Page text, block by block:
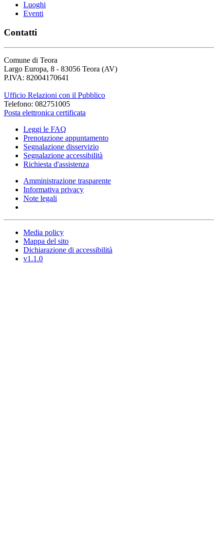
Luoghi
Eventi
Contatti
Comune di Teora
Largo Europa, 8 - 83056 Teora (AV)
P.IVA: 82004170641
Ufficio Relazioni con il Pubblico
Telefono: 082751005
Posta elettronica certificata
Leggi le FAQ
Prenotazione appuntamento
Segnalazione disservizio
Segnalazione accessibilità
Richiesta d'assistenza
Amministrazione trasparente
Informativa privacy
Note legali
Media policy
Mappa del sito
Dichiarazione di accessibilità
v1.1.0